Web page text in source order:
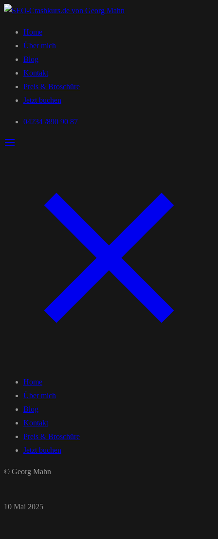
Home
Über mich
Blog
Kontakt
Preis & Broschüre
Jetzt buchen
04234 /890 90 87
Home
Über mich
Blog
Kontakt
Preis & Broschüre
Jetzt buchen
© Georg Mahn
10 Mai 2025